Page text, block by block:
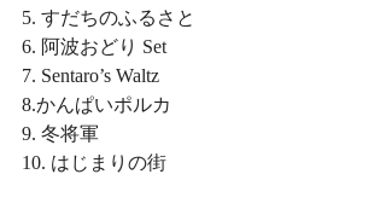
5. すだちのふるさと
6. 阿波おどり Set
7. Sentaro’s Waltz
8.かんぱいポルカ
9. 冬将軍
10. はじまりの街